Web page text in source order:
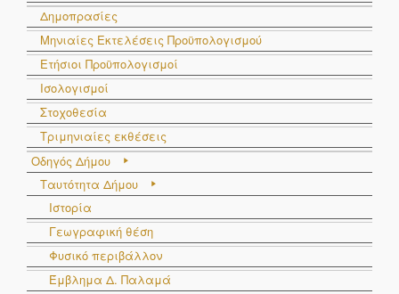
Δημοπρασίες
Μηνιαίες Εκτελέσεις Προϋπολογισμού
Ετήσιοι Προϋπολογισμοί
Ισολογισμοί
Στοχοθεσία
Τριμηνιαίες εκθέσεις
Οδηγός Δήμου
Ταυτότητα Δήμου
Ιστορία
Γεωγραφική θέση
Φυσικό περιβάλλον
Έμβλημα Δ. Παλαμά